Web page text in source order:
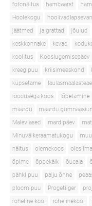
fotonäitus
hambaarst
Hoolekogu
jäätmed
jalgrattad jõulud
keskkonnake
kevad
koolitus
Kooslugemisepäev
kreegipuu
kriisimeeskond
küpsetame
loodusega koos
lõpetamine
maardu
maardu
Malevlased
mardipäev
Minuväikeraamatukogu
näitus
olemekoos
õpime
õppekäik õueala
pähklipuu
palju õnne
ploomipuu
Progetiiger
roheline kool
rohelinekool